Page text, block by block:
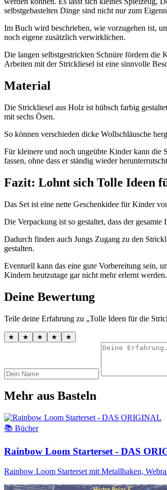
selbstgebastelten Dinge sind nicht nur zum
Im Buch wird beschrieben, wie vorzugehen ist,
noch eigene zusätzlich verwirklichen.
Die langen selbstgestrickten Schnüre fördern die
Arbeiten mit der Strickliesel ist eine sinnvolle
Material
Die Strickliesel aus Holz ist hübsch farbig
mit sechs Ösen.
So können verschieden dicke Wollschläusche
Für kleinere und noch ungeübte Kinder kann die
fassen, ohne dass er ständig wieder
Fazit: Lohnt sich Tolle Ideen
Das Set ist eine nette Geschenkidee für Kinder
Die Verpackung ist so gestaltet, dass der
Dadurch finden auch Jungs Zugang zu den
gestalten.
Eventuell kann das eine gute Vorbereitung sein,
Kindern heutzutage gar nicht mehr erlernt werden.
Deine Bewertung
Teile deine Erfahrung zu „Tolle Ideen für die
★ ★ ★ ★ ★
Mehr aus Basteln
📚 Bücher
Rainbow Loom Starterset - DAS
Rainbow Loom Starterset mit Metallhaken,